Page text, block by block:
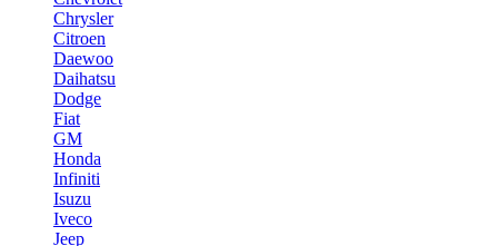
Chrysler
Citroen
Daewoo
Daihatsu
Dodge
Fiat
GM
Honda
Infiniti
Isuzu
Iveco
Jeep